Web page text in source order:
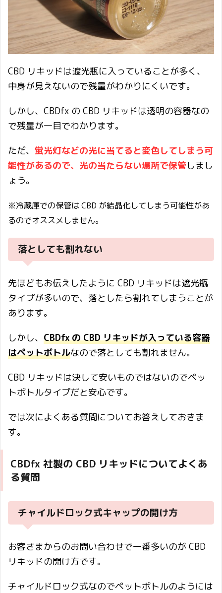
CBD リキッドは遮光瓶に入っていることが多く、
中身が見えないので残量がわかりにくいです。
しかし、CBDfx の CBD リキッドは透明の容器なの
で残量が一目でわかります。
ただ、 蛍光灯などの光に当てると変色してしまう可
能性があるので、光の当たらない場所で保管しまし
ょう。
※冷蔵庫での保管は CBD が結晶化してしまう可能性があ
るのでオススメしません。
落としても割れない
先ほどもお伝えしたように CBD リキッドは遮光瓶
タイプが多いので、落としたら割れてしまうことが
あります。
しかし、 CBDfx の CBD リキッドが入っている容器
はペットボトルなので落としても割れません。
CBD リキッドは決して安いものではないのでペッ
トボトルタイプだと安心です。
では次によくある質問についてお答えしておきま
す。
CBDfx 社製の CBD リキッドについてよくあ
る質問
チャイルドロック式キャップの開け方
お客さまからのお問い合わせで一番多いのが CBD
リキッドの開け方です。
チャイルドロック式なのでペットボトルのようには